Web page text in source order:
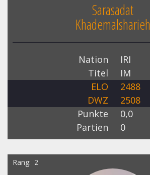
Sarasadat
Khademalsharieh
Nation
IRI
Titel
IM
ELO
2488
DWZ
2508
Punkte
0,0
Partien
0
Rang 2